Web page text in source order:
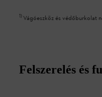
1) Vágóeszköz és védőburkolat
Felszerelés és